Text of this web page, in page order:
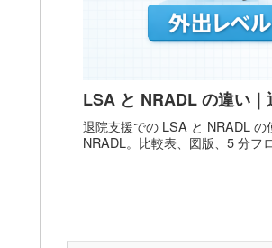
LSA と NRADL の違い
退院支援での LSA と NRADL
NRADL。比較表、図版、5 分フ